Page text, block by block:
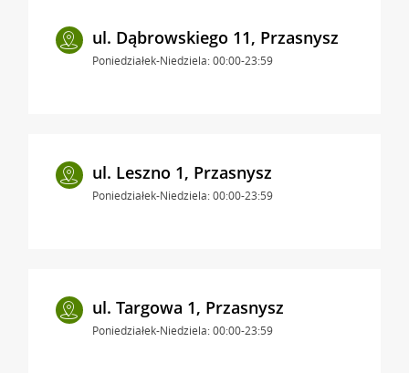
ul. Dąbrowskiego 11, Przasnysz
Poniedziałek-Niedziela: 00:00-23:59
ul. Leszno 1, Przasnysz
Poniedziałek-Niedziela: 00:00-23:59
ul. Targowa 1, Przasnysz
Poniedziałek-Niedziela: 00:00-23:59